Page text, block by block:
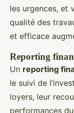
les urgences, et
qualité des
et efficace
Reporting
Un reporting
le suivi de
loyers, leur
performances